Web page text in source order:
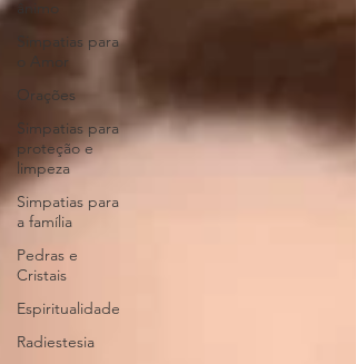
Simpatias para
o Amor
Orações
Simpatias para
proteção e
limpeza
Simpatias para
a família
Pedras e
Cristais
Espiritualidade
Radiestesia